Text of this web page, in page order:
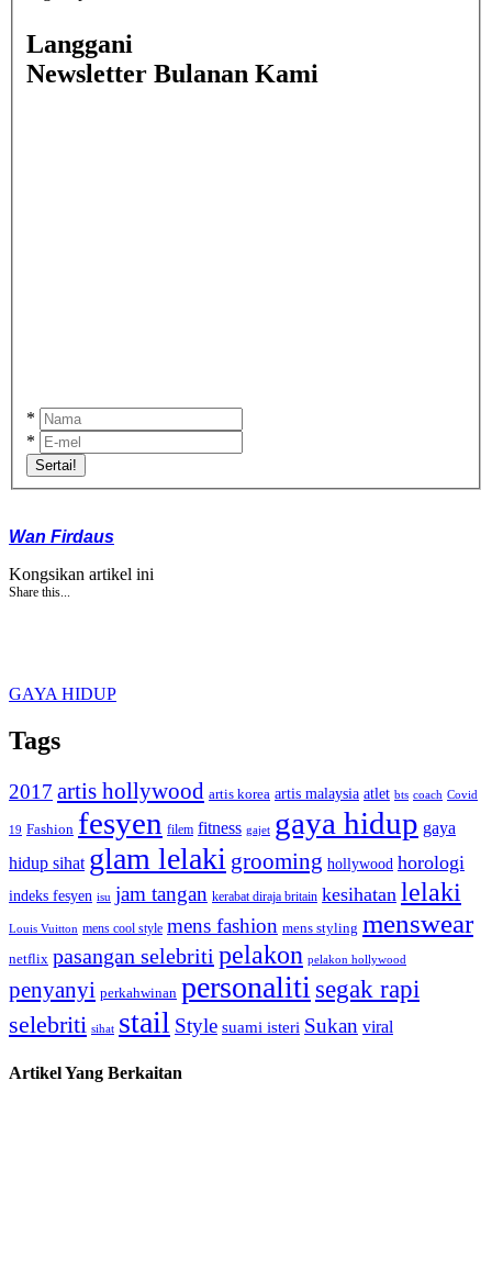
Langgani
Newsletter Bulanan Kami
*
*
Sertai!
Wan Firdaus
Kongsikan artikel ini
Share this...
GAYA HIDUP
Tags
2017 artis hollywood artis korea artis malaysia atlet bts coach Covid
19 Fashion fesyen filem fitness gajet gaya hidup gaya
hidup sihat glam lelaki grooming hollywood horologi
indeks fesyen isu jam tangan kerabat diraja britain kesihatan lelaki
Louis Vuitton mens cool style mens fashion mens styling menswear
netflix pasangan selebriti pelakon pelakon hollywood
penyanyi perkahwinan personaliti segak rapi
selebriti sihat stail Style suami isteri Sukan viral
Artikel Yang Berkaitan